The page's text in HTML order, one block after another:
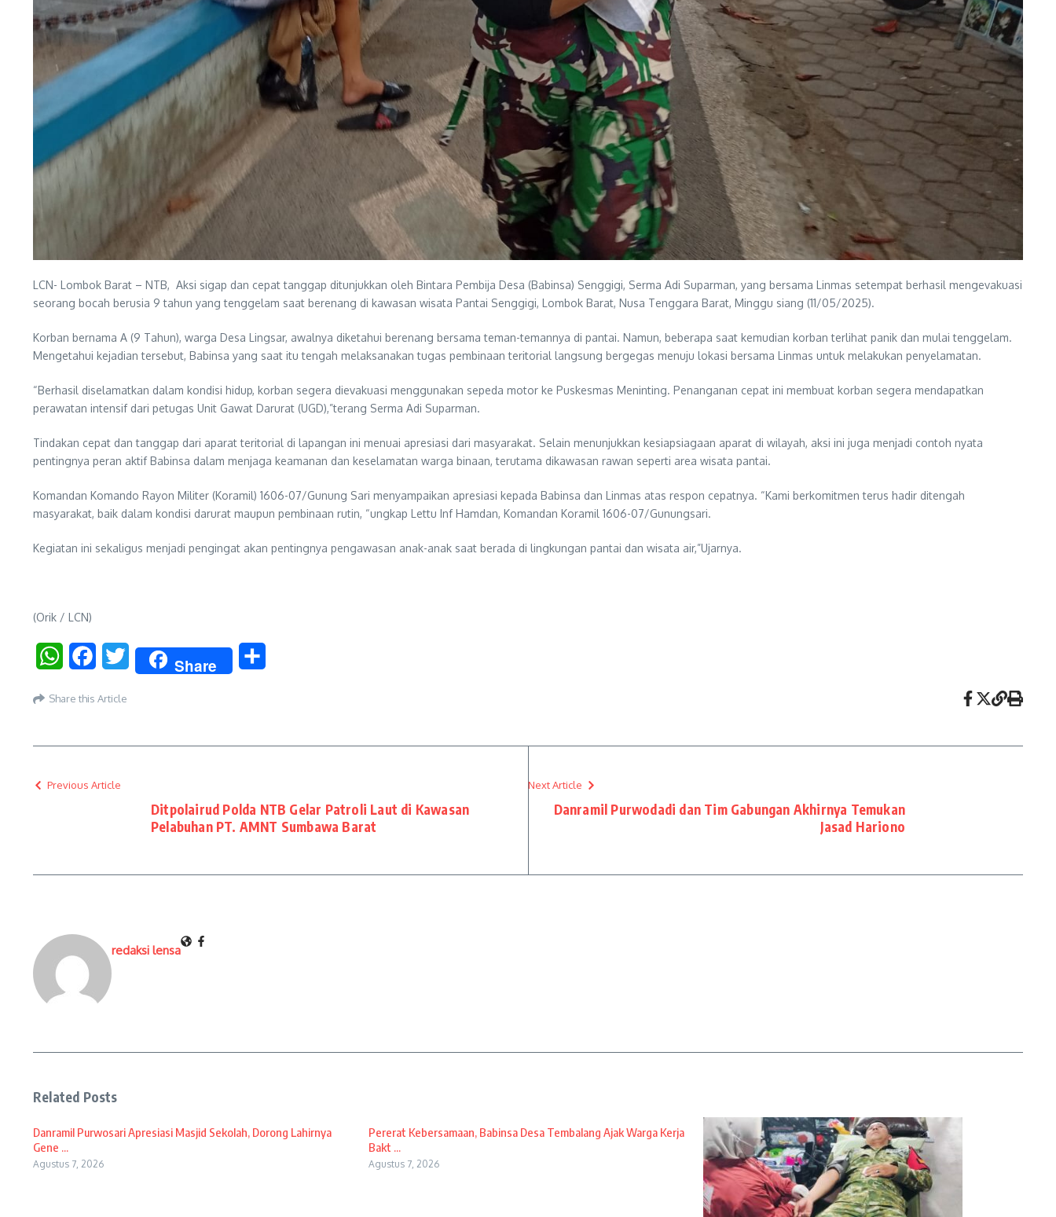
LCN- Lombok Barat – NTB, Aksi sigap dan cepat tanggap ditunjukkan oleh Bintara Pembija Desa (Babinsa) Senggigi, Serma Adi Suparman, yang bersama Linmas setempat berhasil mengevakuasi
seorang bocah berusia 9 tahun yang tenggelam saat berenang di kawasan wisata Pantai Senggigi, Lombok Barat, Nusa Tenggara Barat, Minggu siang (11/05/2025).
Korban bernama A (9 Tahun), warga Desa Lingsar, awalnya diketahui berenang bersama teman-temannya di pantai. Namun, beberapa saat kemudian korban terlihat panik dan mulai tenggelam.
Mengetahui kejadian tersebut, Babinsa yang saat itu tengah melaksanakan tugas pembinaan teritorial langsung bergegas menuju lokasi bersama Linmas untuk melakukan penyelamatan.
“Berhasil diselamatkan dalam kondisi hidup, korban segera dievakuasi menggunakan sepeda motor ke Puskesmas Meninting. Penanganan cepat ini membuat korban segera mendapatkan
perawatan intensif dari petugas Unit Gawat Darurat (UGD),”terang Serma Adi Suparman.
Tindakan cepat dan tanggap dari aparat teritorial di lapangan ini menuai apresiasi dari masyarakat. Selain menunjukkan kesiapsiagaan aparat di wilayah, aksi ini juga menjadi contoh nyata
pentingnya peran aktif Babinsa dalam menjaga keamanan dan keselamatan warga binaan, terutama dikawasan rawan seperti area wisata pantai.
Komandan Komando Rayon Militer (Koramil) 1606-07/Gunung Sari menyampaikan apresiasi kepada Babinsa dan Linmas atas respon cepatnya. “Kami berkomitmen terus hadir ditengah
masyarakat, baik dalam kondisi darurat maupun pembinaan rutin, “ungkap Lettu Inf Hamdan, Komandan Koramil 1606-07/Gunungsari.
Kegiatan ini sekaligus menjadi pengingat akan pentingnya pengawasan anak-anak saat berada di lingkungan pantai dan wisata air,”Ujarnya.
(Orik / LCN)
WhatsAppFacebookTwitter Share
Share this Article
Previous Article
Ditpolairud Polda NTB Gelar Patroli Laut di Kawasan
Pelabuhan PT. AMNT Sumbawa Barat
Next Article
Danramil Purwodadi dan Tim Gabungan Akhirnya Temukan
Jasad Hariono
redaksi lensa
Related Posts
Danramil Purwosari Apresiasi Masjid Sekolah, Dorong Lahirnya
Gene ...
Agustus 7, 2026
Pererat Kebersamaan, Babinsa Desa Tembalang Ajak Warga Kerja
Bakt ...
Agustus 7, 2026